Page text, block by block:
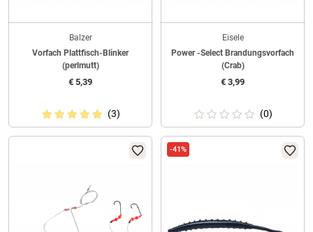
Balzer
Vorfach Plattfisch-Blinker
(perlmutt)
€ 5,39
(3)
Eisele
Power -Select Brandungsvorfach
(Crab)
€ 3,99
(0)
-41%